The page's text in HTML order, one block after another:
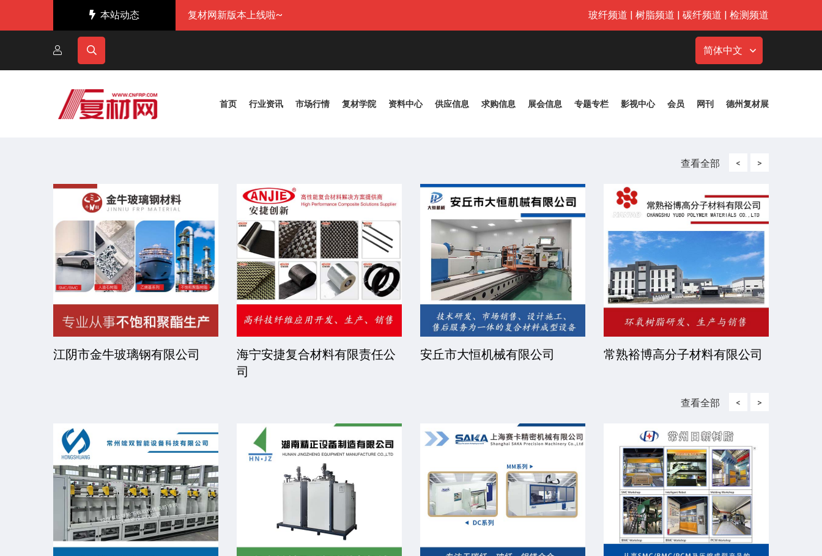
本站动态 复材网新版本上线啦~ 玻纤频道 | 树脂频道 | 碳纤频道 | 检测频道
简体中文
首页 行业资讯 市场行情 复材学院 资料中心 供应信息 求购信息 展会信息 专题专栏 影视中心 会员 网刊 德州复材展
查看全部 <
江阴市金牛玻璃钢有限公司
海宁安捷复合材料有限责任公
司
安丘市大恒机械有限公司 常熟裕博高分子材料有限公司
>
查看全部 < >